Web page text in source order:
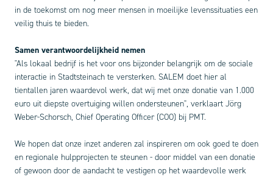
in de toekomst om nog meer mensen in moeilijke levenssituaties een
veilig thuis te bieden.
Samen verantwoordelijkheid nemen
"Als lokaal bedrijf is het voor ons bijzonder belangrijk om de sociale
interactie in Stadtsteinach te versterken. SALEM doet hier al
tientallen jaren waardevol werk, dat wij met onze donatie van 1.000
euro uit diepste overtuiging willen ondersteunen", verklaart Jörg
Weber-Schorsch, Chief Operating Officer (COO) bij PMT.
We hopen dat onze inzet anderen zal inspireren om ook goed te doen
en regionale hulpprojecten te steunen - door middel van een donatie
of gewoon door de aandacht te vestigen op het waardevolle werk